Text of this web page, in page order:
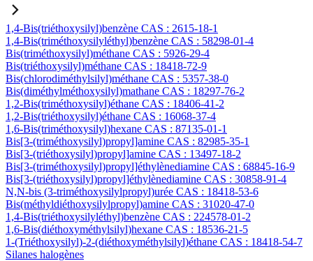
1,4-Bis(triéthoxysilyl)benzène CAS : 2615-18-1
1,4-Bis(triméthoxysilyléthyl)benzène CAS : 58298-01-4
Bis(triméthoxysilyl)méthane CAS : 5926-29-4
Bis(triéthoxysilyl)méthane CAS : 18418-72-9
Bis(chlorodiméthylsilyl)méthane CAS : 5357-38-0
Bis(diméthylméthoxysilyl)mathane CAS : 18297-76-2
1,2-Bis(triméthoxysilyl)éthane CAS : 18406-41-2
1,2-Bis(triéthoxysilyl)éthane CAS : 16068-37-4
1,6-Bis(triméthoxysilyl)hexane CAS : 87135-01-1
Bis[3-(triméthoxysilyl)propyl]amine CAS : 82985-35-1
Bis[3-(triéthoxysilyl)propyl]amine CAS : 13497-18-2
Bis[3-(triméthoxysilyl)propyl]éthylènediamine CAS : 68845-16-9
Bis[3-(triéthoxysilyl)propyl]éthylènediamine CAS : 30858-91-4
N,N-bis (3-triméthoxysilylpropyl)urée CAS : 18418-53-6
Bis(méthyldiéthoxysilylpropyl)amine CAS : 31020-47-0
1,4-Bis(triéthoxysilyléthyl)benzène CAS : 224578-01-2
1,6-Bis(diéthoxyméthylsilyl)hexane CAS : 18536-21-5
1-(Triéthoxysilyl)-2-(diéthoxyméthylsilyl)éthane CAS : 18418-54-7
Silanes halogènes